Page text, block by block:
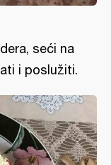
seći na
i poslužiti.